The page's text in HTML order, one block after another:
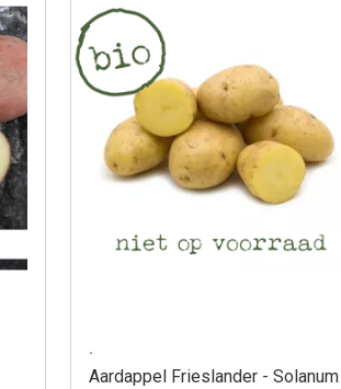
.
Aardappel Frieslander - Solanum